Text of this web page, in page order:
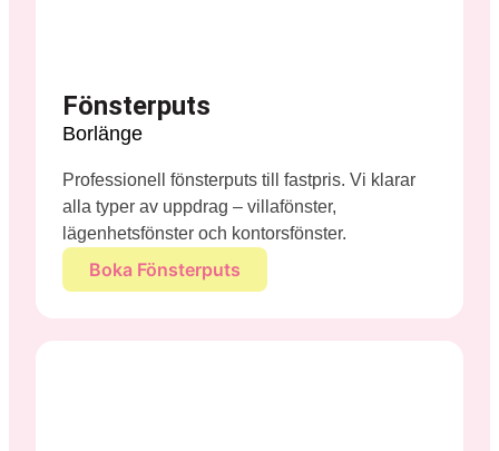
Fönsterputs
Borlänge
Professionell fönsterputs till fastpris. Vi klarar
alla typer av uppdrag – villafönster,
lägenhetsfönster och kontorsfönster.
Boka Fönsterputs